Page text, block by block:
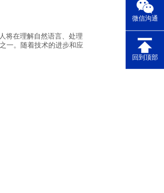
微信沟通
回到顶部
将在理解自然语言、处理
一。随着技术的进步和应